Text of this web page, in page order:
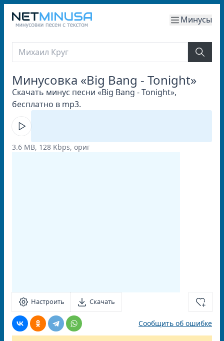
Минусы
Минусовка «Big Bang - Tonight»
Скачать минус песни «Big Bang - Tonight»,
бесплатно в mp3.
3.6 MB, 128 Kbps, ориг
Настроить Скачать
Сообщить об ошибке